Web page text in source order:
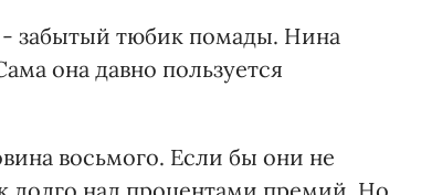
забытый тюбик помады. Нина
она давно пользуется
восьмого. Если бы они не